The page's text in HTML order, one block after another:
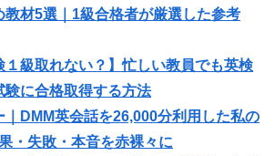
教材5選｜1級合格者が厳選した参考
１級取れない？】忙しい教員でも英検
験に合格取得する方法
｜DMM英会話を26,000分利用した私の
・失敗・本音を赤裸々に